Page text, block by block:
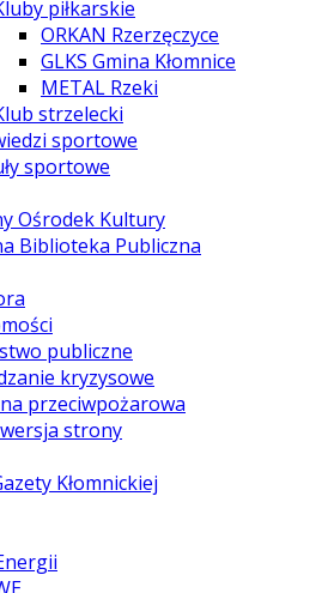
piłkarskie
ORKAN Rzerzęczyce
GLKS Gmina Kłomnice
METAL Rzeki
strzelecki
sportowe
sportowe
Ośrodek Kultury
Biblioteka Publiczna
publiczne
kryzysowe
przeciwpożarowa
strony
Kłomnickiej